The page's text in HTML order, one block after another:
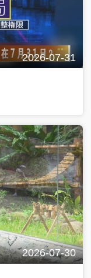
2026-07-31
2026-07-30